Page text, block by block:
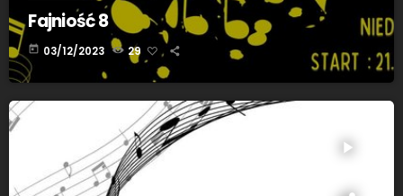
Fajniość 8
today 03/12/2023 29
play_arrow